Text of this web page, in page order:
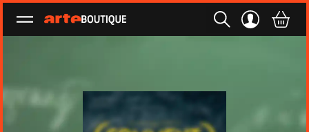
Ouvrir le menu